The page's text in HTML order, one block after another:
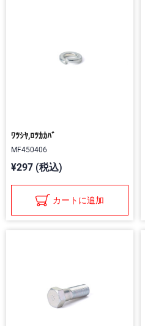
ﾜﾂｼﾔ,ﾛﾂｶｶﾊﾞ
MF450406
¥297 (税込)
カートに追加